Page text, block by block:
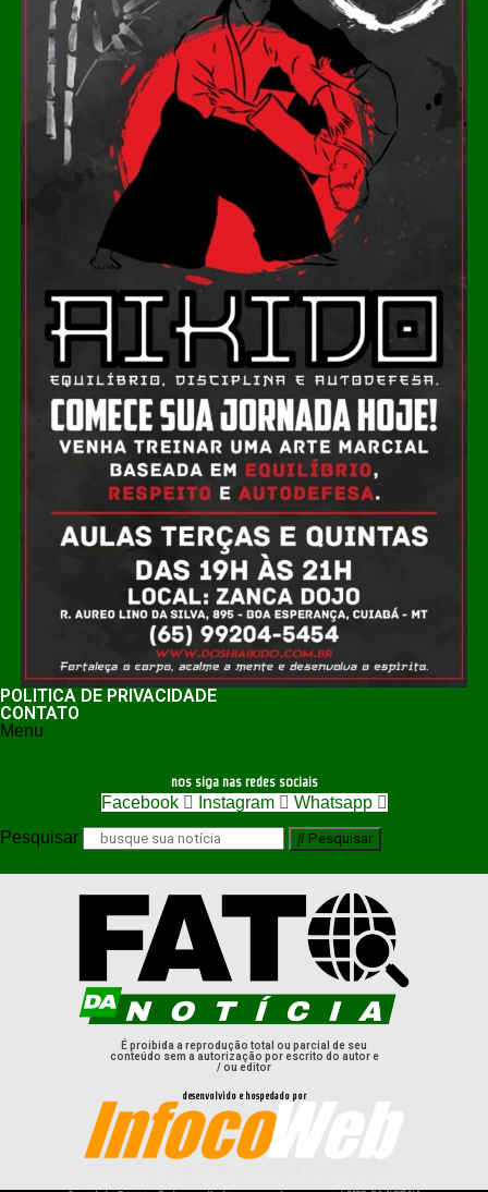
POLÍTICA DE PRIVACIDADE
CONTATO
Menu
nos siga nas redes sociais
Facebook Instagram
Whatsapp
Pesquisar
Pesquisar
É proibida a reprodução total ou parcial de seu
conteúdo sem a autorização por escrito do autor e
/ ou editor
desenvolvido e hospedado por